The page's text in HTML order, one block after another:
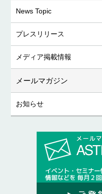
News Topic
プレスリリース
メディア掲載情報
メールマガジン
お知らせ